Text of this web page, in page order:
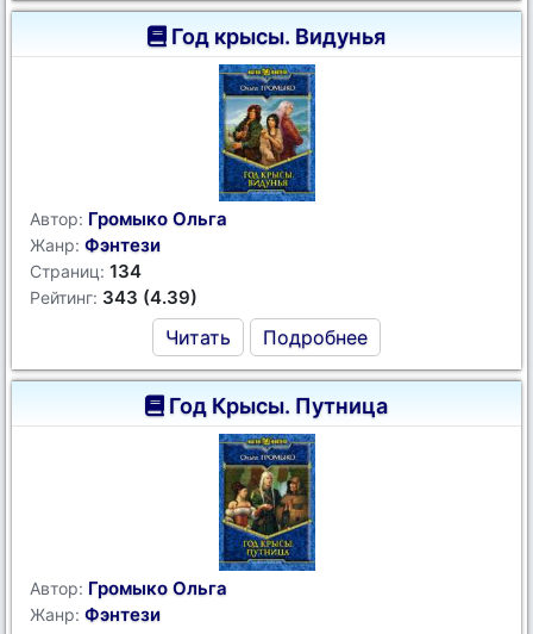
Год крысы. Видунья
Автор: Громыко Ольга
Жанр: Фэнтези
Страниц: 134
Рейтинг: 343 (4.39)
Читать Подробнее
Год Крысы. Путница
Автор: Громыко Ольга
Жанр: Фэнтези